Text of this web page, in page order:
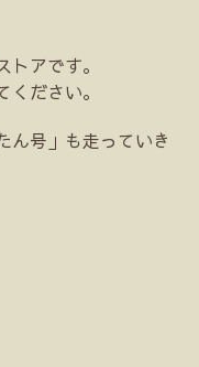
アです。
ださい。
ん号」も走っていき